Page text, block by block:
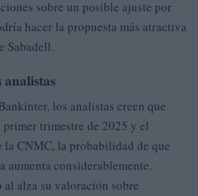
sobre un posible ajuste por
hacer la propuesta más atractiva
Sabadell.
analistas
los analistas creen que
trimestre de 2025 y el
la CNMC, la probabilidad de que
aumenta considerablemente.
alza su valoración sobre